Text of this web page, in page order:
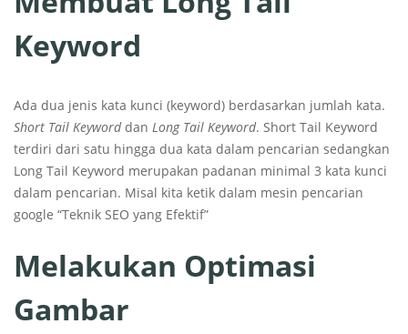
Keyword
Ada dua jenis kata kunci (keyword) berdasarkan jumlah kata.
Short Tail Keyworddan Long Tail Keyword. Short Tail Keyword
terdiri dari satu hingga dua kata dalam pencarian sedangkan
Long Tail Keyword merupakan padanan minimal 3 kata kunci
dalam pencarian. Misal kita ketik dalam mesin pencarian
google “Teknik SEO yang Efektif”
Melakukan Optimasi
Gambar